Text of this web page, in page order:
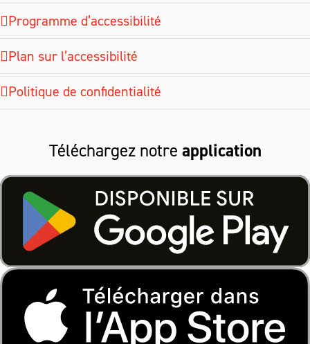
Programme d’accessibilité
Plan sur l’accessibilité
Politique de confidentialité
Téléchargez notre application